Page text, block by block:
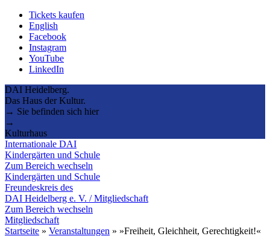
Tickets kaufen
English
Facebook
Instagram
YouTube
LinkedIn
DAI Heidelberg.
Das Haus der Kultur.
→ Sie befinden sich hier
→
Kulturhaus
Internationale DAI
Kindergärten und Schule
Zum Bereich wechseln
Kindergärten und Schule
Freundeskreis des
DAI Heidelberg e. V. / Mitgliedschaft
Zum Bereich wechseln
Mitgliedschaft
Startseite » Veranstaltungen » »Freiheit, Gleichheit, Gerechtigkeit!«